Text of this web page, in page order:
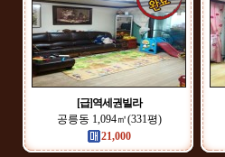
[급]역세권빌라
공릉동 1,094㎡(331평)
21,000